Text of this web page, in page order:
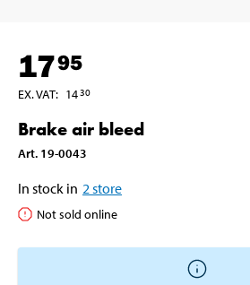
1795
EX. VAT: 1430
Brake air bleed
Art. 19-0043
In stock in 2 store
Not sold online